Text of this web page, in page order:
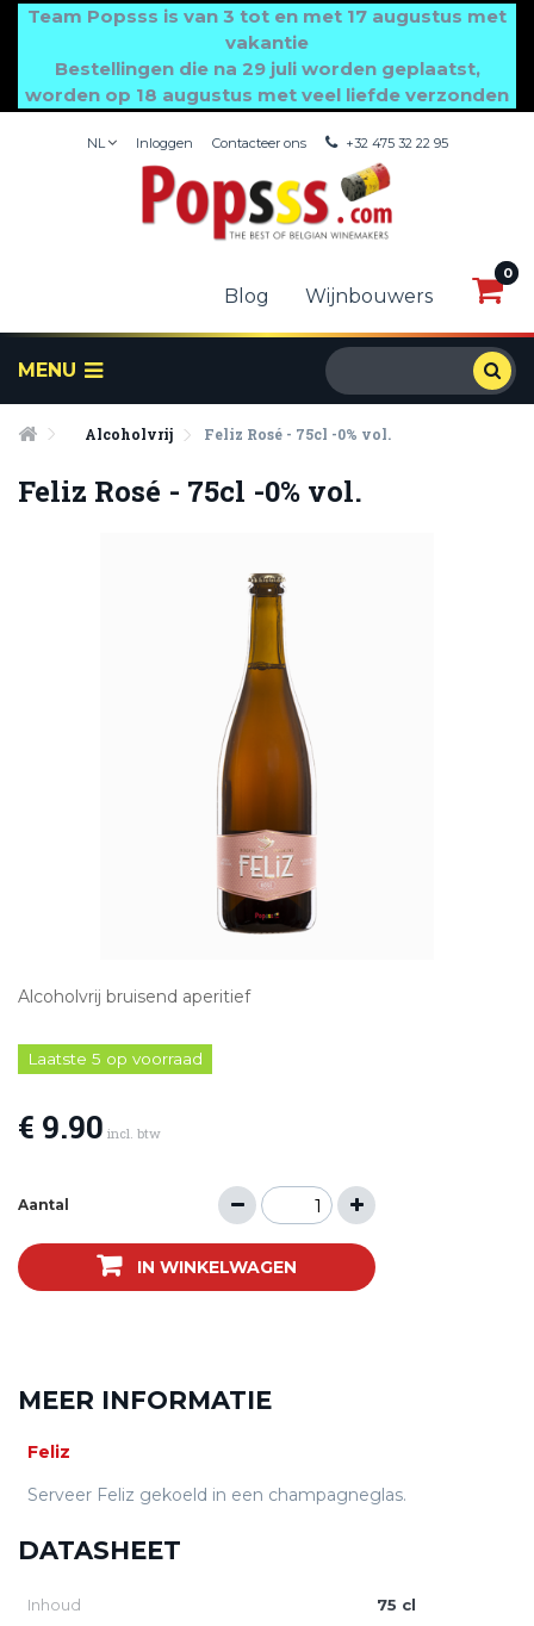
Team Popsss is van 3 tot en met 17 augustus met
vakantie
Bestellingen die na 29 juli worden geplaatst,
worden op 18 augustus met veel liefde verzonden
NL Inloggen Contacteer ons +32 475 32 22 95
Blog Wijnbouwers
0
0
MENU
Alcoholvrij Feliz Rosé - 75cl -0% vol.
Feliz Rosé - 75cl -0% vol.
Alcoholvrij bruisend aperitief
Laatste 5 op voorraad
€ 9.90 incl. btw
Aantal
IN WINKELWAGEN
MEER INFORMATIE
Feliz
Serveer Feliz gekoeld in een champagneglas.
DATASHEET
Inhoud
75 cl